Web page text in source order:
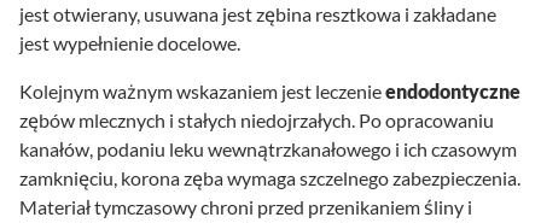
jest otwierany, usuwana jest zębina resztkowa i zakładane
jest wypełnienie docelowe.
Kolejnym ważnym wskazaniem jest leczenieendodontyczne
zębów mlecznych i stałych niedojrzałych. Po opracowaniu
kanałów, podaniu leku wewnątrzkanałowego i ich czasowym
zamknięciu, korona zęba wymaga szczelnego zabezpieczenia.
Materiał tymczasowy chroni przed przenikaniem śliny i